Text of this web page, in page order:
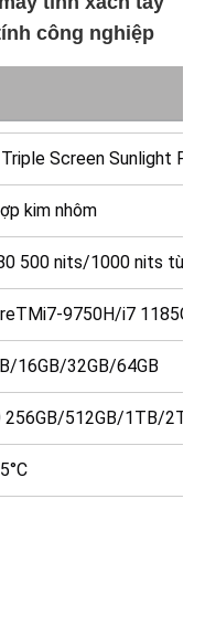
công nghiệp
Triple Screen Sunlight
kim nhôm
500 nits/1000 nits tùy
9750H/i7
16GB/32GB/64GB
256GB/512GB/1TB/2TB